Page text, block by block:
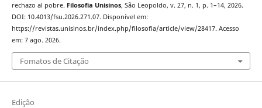
rechazo al pobre. Filosofia Unisinos, São Leopoldo, v. 27, n. 1, p. 1–14, 2026.
DOI: 10.4013/fsu.2026.271.07. Disponível em:
https://revistas.unisinos.br/index.php/filosofia/article/view/28417. Acesso
em: 7 ago. 2026.
Fomatos de Citação
Edição